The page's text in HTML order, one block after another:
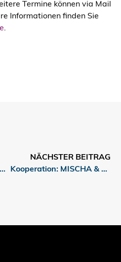
Termine können via Mail
Informationen finden Sie
.
Online-Adventserie KirchenZeitung Diözese Linz
NÄCHSTER BEITRAG
Kooperation: MISCHA & Hölzel Verlag